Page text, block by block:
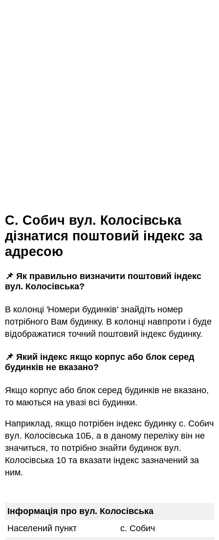
с. Собич вул. Колосівська
дізнатися поштовий індекс за
адресою
📌 Як правильно визначити поштовий індекс
вул. Колосівська?
В колонці 'Номери будинків' знайдіть номер
потрібного Вам будинку. В колонці навпроти і буде
відображатися точний поштовий індекс будинку.
📌 Який індекс якщо корпус або блок серед
будинкiв не вказано?
Якщо корпус або блок серед будинкiв не вказано,
то маються на увазi всi будинки.
Наприклад, якщо потрiбен індекс будинку с. Собич
вул. Колосівська 10Б, а в даному переліку він не
значиться, то потрібно знайти будинок вул.
Колосівська 10 та вказати індекс зазначений за
ним.
Інформація про вул. Колосівська
Населений пункт
с. Собич